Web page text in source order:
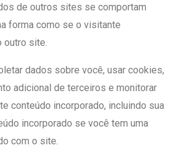
de outros sites se comportam
forma como se o visitante
outro site.
dados sobre você, usar cookies,
adicional de terceiros e monitorar
conteúdo incorporado, incluindo sua
incorporado se você tem uma
com o site.